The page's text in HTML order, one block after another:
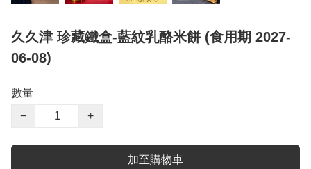
久久津 珍藏鐵盒-藍紋乳酪米餅 (食用期 2027-
06-08)
數量
−
+
加至購物車